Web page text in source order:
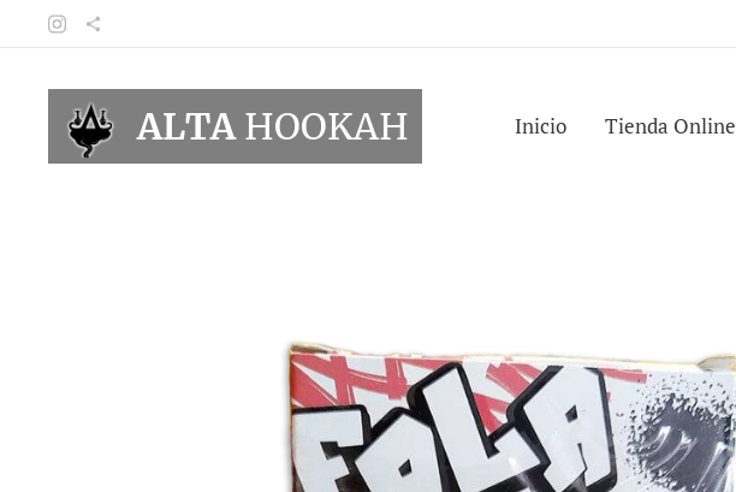
ALTAHOOKAH Inicio Tienda Online